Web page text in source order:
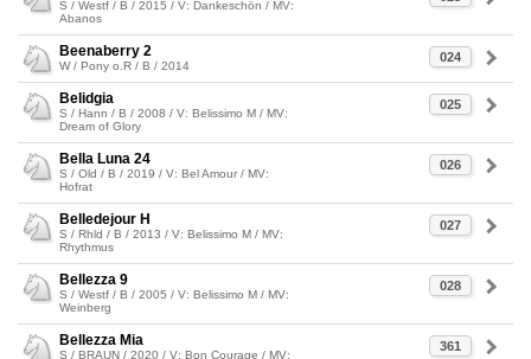
S / Westf / B / 2015 / V: Dankeschön / MV:
Abanos
024
Beenaberry 2
W / Pony o.R / B / 2014
025
Belidgia
S / Hann / B / 2008 / V: Belissimo M / MV:
Dream of Glory
026
Bella Luna 24
S / Old / B / 2019 / V: Bel Amour / MV:
Hofrat
027
Belledejour H
S / Rhld / B / 2013 / V: Belissimo M / MV:
Rhythmus
028
Bellezza 9
S / Westf / B / 2005 / V: Belissimo M / MV:
Weinberg
361
Bellezza Mia
S / BRAUN / 2020 / V: Bon Courage / MV: